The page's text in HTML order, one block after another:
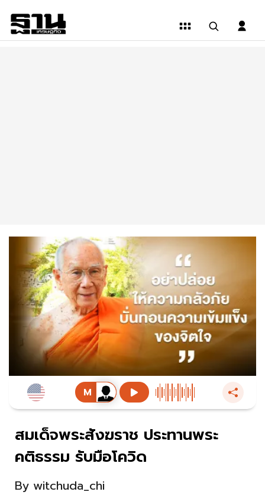
สมเด็จพระสังฆราช ประทานพระ
คติธรรม รับมือโควิด
By witchuda_chi